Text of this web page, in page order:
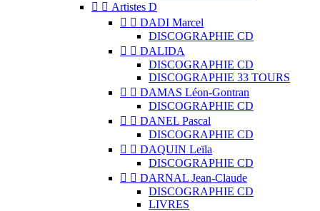
  Artistes D
  DADI Marcel
DISCOGRAPHIE CD
  DALIDA
DISCOGRAPHIE CD
DISCOGRAPHIE 33 TOURS
  DAMAS Léon-Gontran
DISCOGRAPHIE CD
  DANEL Pascal
DISCOGRAPHIE CD
  DAQUIN Leïla
DISCOGRAPHIE CD
  DARNAL Jean-Claude
DISCOGRAPHIE CD
LIVRES